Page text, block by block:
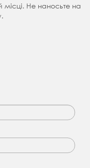
місці. Не наносьте на